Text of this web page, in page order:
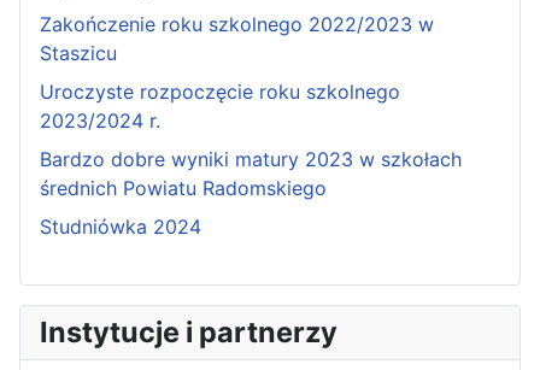
Zakończenie roku szkolnego 2022/2023 w
Staszicu
Uroczyste rozpoczęcie roku szkolnego
2023/2024 r.
Bardzo dobre wyniki matury 2023 w szkołach
średnich Powiatu Radomskiego
Studniówka 2024
Instytucje i partnerzy